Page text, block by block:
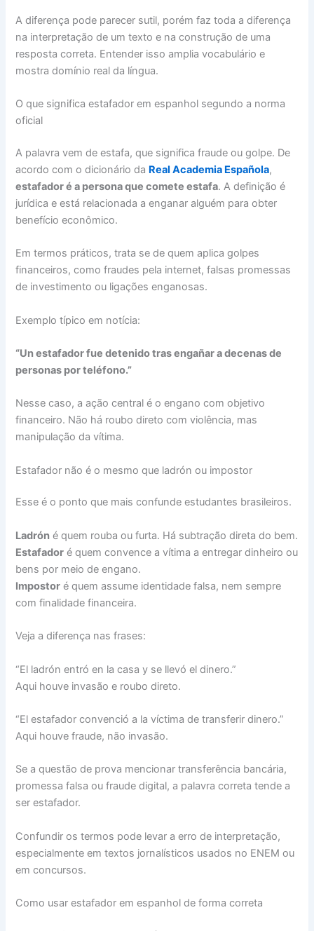
A diferença pode parecer sutil, porém faz toda a diferença
na interpretação de um texto e na construção de uma
resposta correta. Entender isso amplia vocabulário e
mostra domínio real da língua.
O que significa estafador em espanhol segundo a norma
oficial
A palavra vem de estafa, que significa fraude ou golpe. De
acordo com o dicionário da Real Academia Española,
estafador é a persona que comete estafa. A definição é
jurídica e está relacionada a enganar alguém para obter
benefício econômico.
Em termos práticos, trata se de quem aplica golpes
financeiros, como fraudes pela internet, falsas promessas
de investimento ou ligações enganosas.
Exemplo típico em notícia:
“Un estafador fue detenido tras engañar a decenas de
personas por teléfono.”
Nesse caso, a ação central é o engano com objetivo
financeiro. Não há roubo direto com violência, mas
manipulação da vítima.
Estafador não é o mesmo que ladrón ou impostor
Esse é o ponto que mais confunde estudantes brasileiros.
Ladrón é quem rouba ou furta. Há subtração direta do bem.
Estafador é quem convence a vítima a entregar dinheiro ou
bens por meio de engano.
Impostor é quem assume identidade falsa, nem sempre
com finalidade financeira.
Veja a diferença nas frases:
“El ladrón entró en la casa y se llevó el dinero.”
Aqui houve invasão e roubo direto.
“El estafador convenció a la víctima de transferir dinero.”
Aqui houve fraude, não invasão.
Se a questão de prova mencionar transferência bancária,
promessa falsa ou fraude digital, a palavra correta tende a
ser estafador.
Confundir os termos pode levar a erro de interpretação,
especialmente em textos jornalísticos usados no ENEM ou
em concursos.
Como usar estafador em espanhol de forma correta